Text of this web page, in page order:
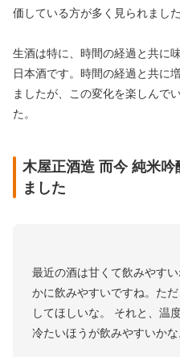
価している方が多く見られました
生酒は特に、時間の経過と共に
日本酒です。時間の経過と共に
ましたが、この変化を楽しんで
た。
木屋正酒造 而今 純米
ました
最近の酒は甘くて飲みやす
かに飲みやすいですね。た
してほしいな。 それと、温
冷たいほうが飲みやすいかな